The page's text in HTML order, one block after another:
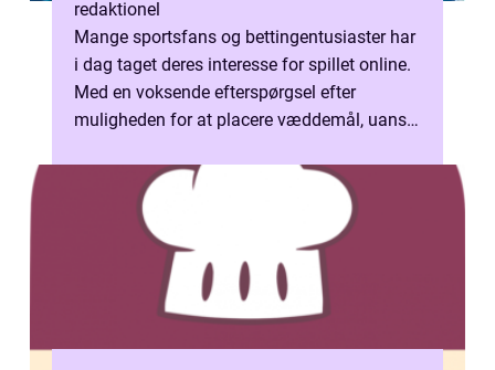
redaktionel
Mange sportsfans og bettingentusiaster har
i dag taget deres interesse for spillet online.
Med en voksende efterspørgsel efter
muligheden for at placere væddemål, uanset